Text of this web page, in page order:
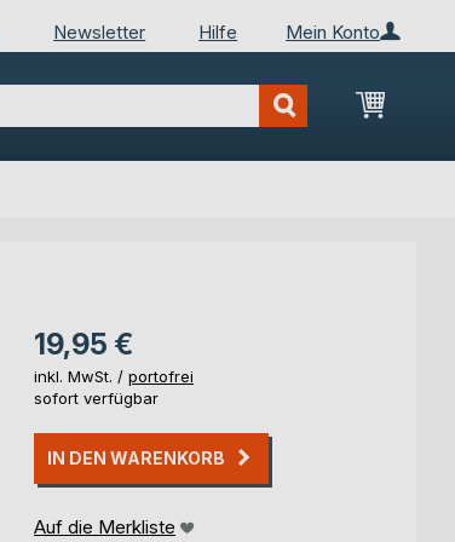
Mein Konto
Newsletter Hilfe
Mein
19,95 €
inkl. MwSt. / portofrei
sofort verfügbar
IN DEN WARENKORB
Auf die Merkliste